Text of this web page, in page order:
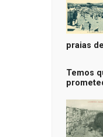
praias
Temos